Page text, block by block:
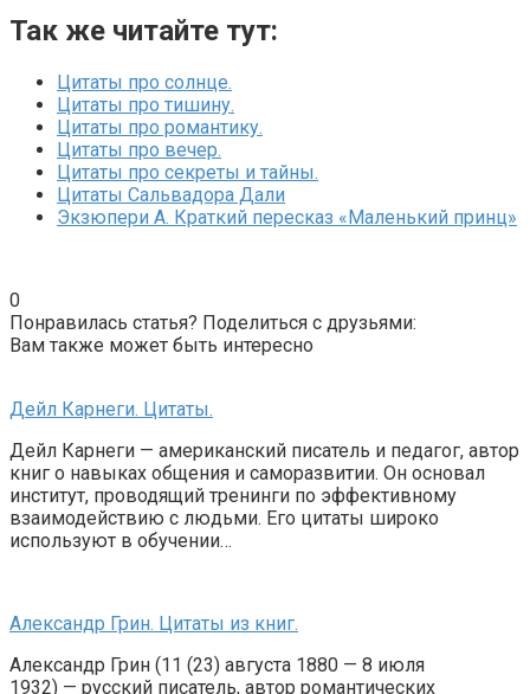
Так же читайте тут:
Цитаты про солнце.
Цитаты про тишину.
Цитаты про романтику.
Цитаты про вечер.
Цитаты про секреты и тайны.
Цитаты Сальвадора Дали
Экзюпери А. Краткий пересказ «Маленький принц»
0
Понравилась статья? Поделиться с друзьями:
Вам также может быть интересно
Дейл Карнеги. Цитаты.
Дейл Карнеги — американский писатель и педагог, автор
книг о навыках общения и саморазвитии. Он основал
институт, проводящий тренинги по эффективному
взаимодействию с людьми. Его цитаты широко
используют в обучении…
Александр Грин. Цитаты из книг.
Александр Грин (11 (23) августа 1880 — 8 июля
1932) — русский писатель, автор романтических